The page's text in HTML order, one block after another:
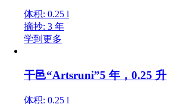
体积: 0.25 l
摘抄: 3 年
学到更多
干邑“Artsruni”5 年，0.25 升
体积: 0.25 l